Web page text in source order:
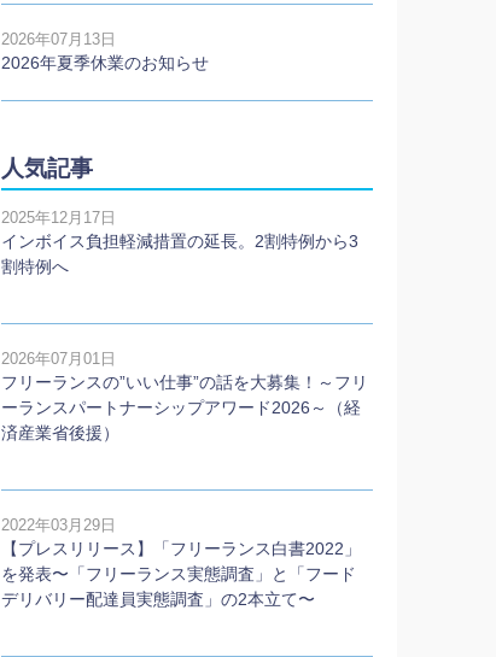
2026年07月13日
2026年夏季休業のお知らせ
人気記事
2025年12月17日
インボイス負担軽減措置の延長。2割特例から3
割特例へ
2026年07月01日
フリーランスの”いい仕事”の話を大募集！～フリ
ーランスパートナーシップアワード2026～（経
済産業省後援）
2022年03月29日
【プレスリリース】「フリーランス白書2022」
を発表〜「フリーランス実態調査」と「フード
デリバリー配達員実態調査」の2本⽴て〜